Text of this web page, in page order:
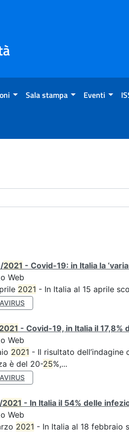
Sala stampa Eventi
2021 - Covid-19: in Italia la
Web
2021 - In Italia al 15 aprile
2021 - Covid-19, in Italia il 17,8%
Web
2021 - Il risultato dell’indagine
è del 20-25%,...
2021 - In Italia il 54% delle
Web
2021 - In Italia al 18 febbraio